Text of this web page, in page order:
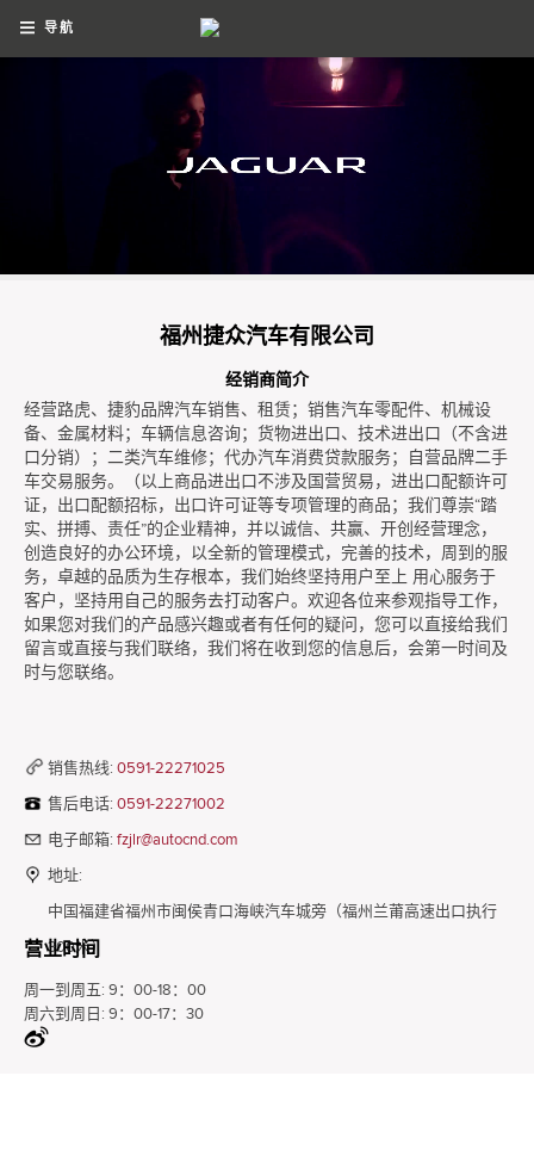
导航
福州捷众汽车有限公司
经销商简介
经营路虎、捷豹品牌汽车销售、租赁；销售汽车零配件、机械设
备、金属材料；车辆信息咨询；货物进出口、技术进出口（不含进
口分销）；二类汽车维修；代办汽车消费贷款服务；自营品牌二手
车交易服务。（以上商品进出口不涉及国营贸易，进出口配额许可
证，出口配额招标，出口许可证等专项管理的商品；我们尊崇“踏
实、拼搏、责任”的企业精神，并以诚信、共赢、开创经营理念，
创造良好的办公环境，以全新的管理模式，完善的技术，周到的服
务，卓越的品质为生存根本，我们始终坚持用户至上 用心服务于
客户，坚持用自己的服务去打动客户。欢迎各位来参观指导工作，
如果您对我们的产品感兴趣或者有任何的疑问，您可以直接给我们
留言或直接与我们联络，我们将在收到您的信息后，会第一时间及
时与您联络。
销售热线: 0591-22271025
售后电话: 0591-22271002
电子邮箱: fzjlr@autocnd.com
地址:
中国福建省福州市闽侯青口海峡汽车城旁（福州兰莆高速出口执行
300米）
营业时间
周一到周五: 9：00-18：00
周六到周日: 9：00-17：30